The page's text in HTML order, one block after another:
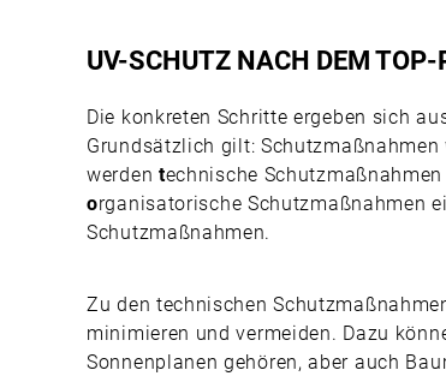
UV-SCHUTZ NACH DEM
Die konkreten Schritte ergeben sich
Grundsätzlich gilt:
werden technische
organisatorische Schutzmaßnahmen
Schutzmaßnahmen.
Zu den technischen
minimieren und vermeiden. Dazu
Sonnenplanen gehören, aber auch